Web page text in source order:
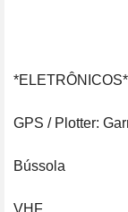
*ELETRÔNICOS*
GPS / Plotter:
Bússola
VHF